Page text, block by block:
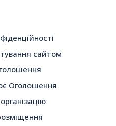
сайтом
Оголошення